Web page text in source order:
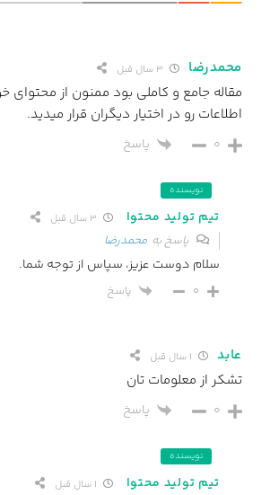
محمدرضا
مقاله جامع و كاملى بود ممنون از محتواى
اطلاعات رو در اختيار ديگران قرار ميديد.
0 پاسخ
نویسنده
تیم تولید محتوا
پاسخ به محمدرضا
سلام دوست عزیز، سپاس از توجه شما.
0 پاسخ
عابد
تشکر از معلومات تان
0 پاسخ
نویسنده
تیم تولید محتوا